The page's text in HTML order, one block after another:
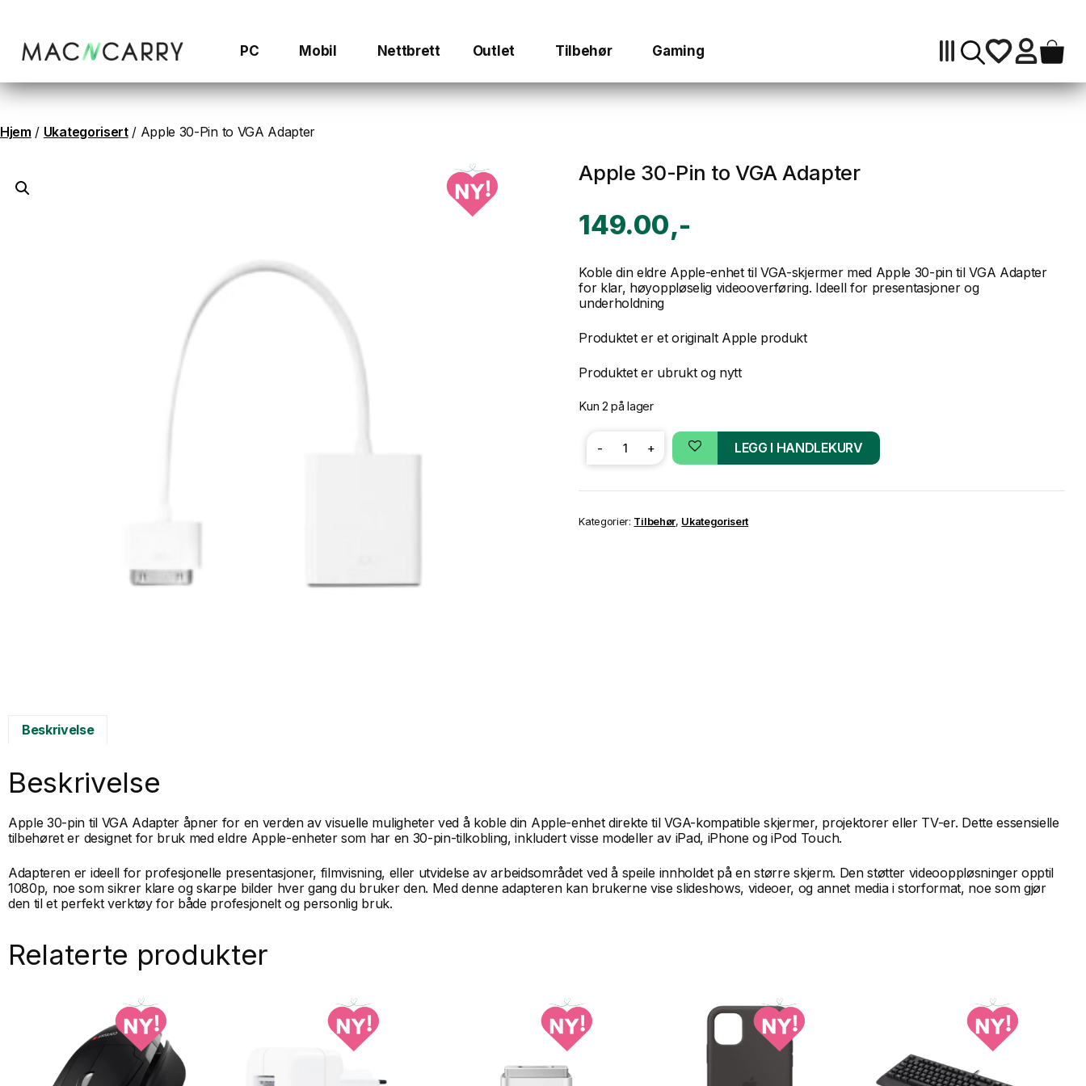
PC
Mobil Nettbrett Outlet Tilbehør Gaming
Hjem / Ukategorisert/ Apple 30-Pin to VGA Adapter
Apple 30-Pin to VGA Adapter
149.00
Koble din eldre Apple-enhet til VGA-skjermer med Apple 30-pin til VGA Adapter
for klar, høyoppløselig videooverføring. Ideell for presentasjoner og
underholdning
Produktet er et originalt Apple produkt
Produktet er ubrukt og nytt
Kun 2 på lager
-
Apple
30-
VGA
Adapter
+ LEGG I HANDLEKURV
Kategorier: Tilbehør, Ukategorisert
Beskrivelse
Beskrivelse
Apple 30-pin til VGA Adapter åpner for en verden av visuelle muligheter ved å koble din Apple-enhet direkte til VGA-kompatible skjermer, projektorer eller TV-er. Dette essensielle
tilbehøret er designet for bruk med eldre Apple-enheter som har en 30-pin-tilkobling, inkludert visse modeller av iPad, iPhone og iPod Touch.
Adapteren er ideell for profesjonelle presentasjoner, filmvisning, eller utvidelse av arbeidsområdet ved å speile innholdet på en større skjerm. Den støtter videooppløsninger opptil
1080p, noe som sikrer klare og skarpe bilder hver gang du bruker den. Med denne adapteren kan brukerne vise slideshows, videoer, og annet media i storformat, noe som gjør
den til et perfekt verktøy for både profesjonelt og personlig bruk.
Relaterte produkter